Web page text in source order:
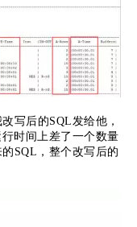
写后的SQL发给他，
时间上差了一个数量
SQL，整个改写后的